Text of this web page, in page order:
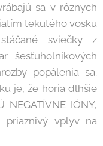
sa v rôznych
tekutého vosku
sviečky z
šesťuholníkových
popálenia sa.
je, že horia dlhšie
NEGATÍVNE IÓNY,
priaznivý vplyv na